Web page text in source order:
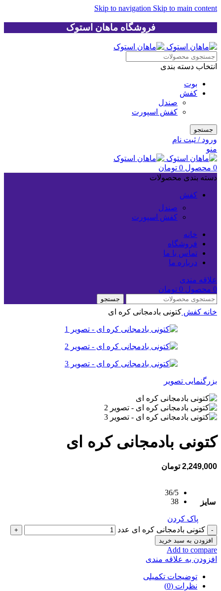
Skip to navigation Skip to main content
فروشگاه ماهان استوک
انتخاب دسته بندی
بوت
کفش
صندل
کفش اسپورت
جستجو
ورود / ثبت نام
منو
0 محصول 0 تومان
دسته بندی محصولات
کفش
صندل
کفش اسپورت
خانه
فروشگاه
تماس با ما
درباره ما
علاقه مندی
0 محصول 0 تومان
جستجو
خانه کفش کتونی بادمجانی کره ای
بزرگنمایی تصویر
کتونی بادمجانی کره ای
2,249,000 تومان
سایز
36/5
38
پاک کردن
کتونی بادمجانی کره ای عدد
افزودن به سبد خرید
Add to compare
افزودن به علاقه مندی
توضیحات تکمیلی
نظرات (0)